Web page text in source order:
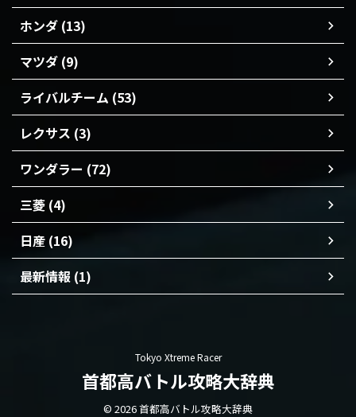
ホンダ (13)
マツダ (9)
ライバルチーム (53)
レクサス (3)
ワンダラー (72)
三菱 (4)
日産 (16)
最新情報 (1)
Tokyo Xtreme Racer
首都高バトル攻略大辞典
© 2026 首都高バトル攻略大辞典